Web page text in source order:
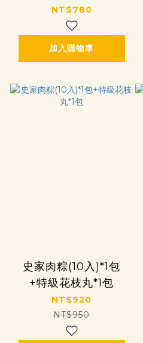
常組
NT$780
加入購物車
史家肉粽(10入)*1包
+特級花枝丸*1包
NT$920
NT$950